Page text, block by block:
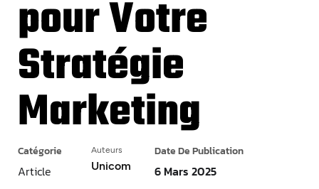
pour Votre
Stratégie
Marketing
Catégorie
Article
Auteurs
Unicom
Date De Publication
6 Mars 2025